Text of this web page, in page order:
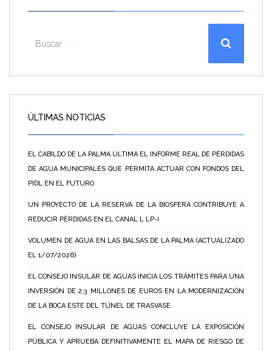
ÚLTIMAS NOTICIAS
EL CABILDO DE LA PALMA ULTIMA EL INFORME REAL DE PÉRDIDAS
DE AGUA MUNICIPALES QUE PERMITA ACTUAR CON FONDOS DEL
PIDL EN EL FUTURO
UN PROYECTO DE LA RESERVA DE LA BIOSFERA CONTRIBUYE A
REDUCIR PÉRDIDAS EN EL CANAL L LP-I
VOLUMEN DE AGUA EN LAS BALSAS DE LA PALMA (ACTUALIZADO
EL 1/07/2026)
EL CONSEJO INSULAR DE AGUAS INICIA LOS TRÁMITES PARA UNA
INVERSIÓN DE 2,3 MILLONES DE EUROS EN LA MODERNIZACIÓN
DE LA BOCA ESTE DEL TÚNEL DE TRASVASE
EL CONSEJO INSULAR DE AGUAS CONCLUYE LA EXPOSICIÓN
PÚBLICA Y APRUEBA DEFINITIVAMENTE EL MAPA DE RIESGO DE